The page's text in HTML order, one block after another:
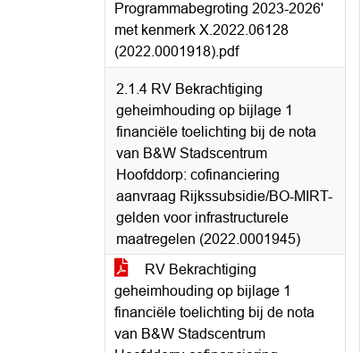
Programmabegroting 2023-2026'
met kenmerk X.2022.06128
(2022.0001918).pdf
2.1.4 RV Bekrachtiging
geheimhouding op bijlage 1
financiële toelichting bij de nota
van B&W Stadscentrum
Hoofddorp: cofinanciering
aanvraag Rijkssubsidie/BO-MIRT-
gelden voor infrastructurele
maatregelen (2022.0001945)
RV Bekrachtiging
geheimhouding op bijlage 1
financiële toelichting bij de nota
van B&W Stadscentrum